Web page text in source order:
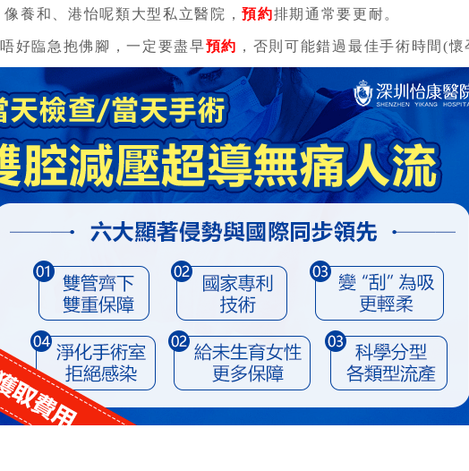
養和、港怡呢類大型私立醫院，預約排期通常要更耐。
唔好臨急抱佛腳，一定要盡早預約 ，否則可能錯過最佳手術時間(